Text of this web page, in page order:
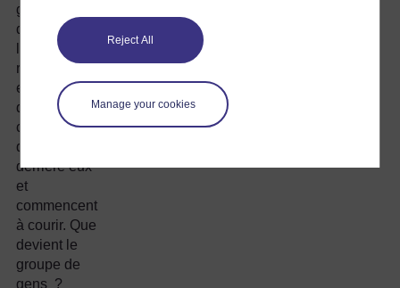
Reject All
Manage your cookies
gens en train
de marcher le
long d’une
route. Ils
entendent
quelque
chose de
dangereux
derrière eux
et
commencent
à courir. Que
devient le
groupe de
gens ?